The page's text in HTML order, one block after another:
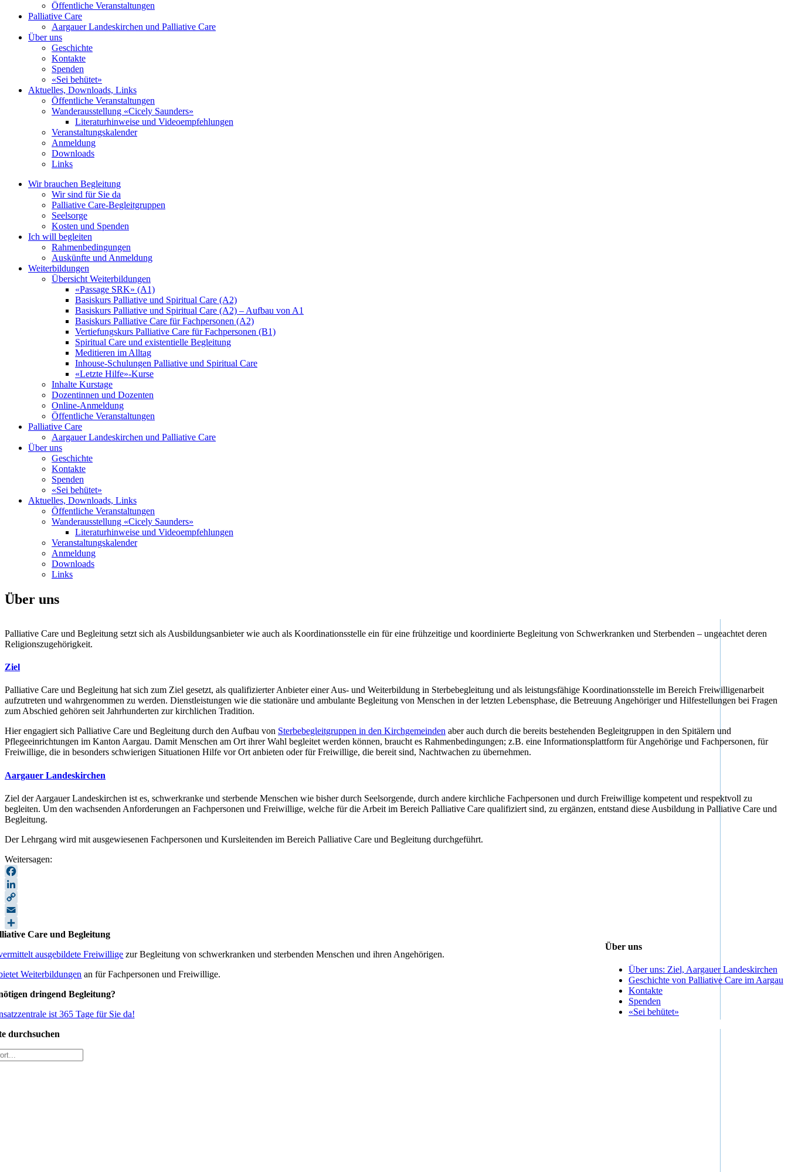
Öffentliche Veranstaltungen
Palliative Care
Aargauer Landeskirchen und Palliative Care
Über uns
Geschichte
Kontakte
Spenden
«Sei behütet»
Aktuelles, Downloads, Links
Öffentliche Veranstaltungen
Wanderausstellung «Cicely Saunders»
Literaturhinweise und Videoempfehlungen
Veranstaltungskalender
Anmeldung
Downloads
Links
Wir brauchen Begleitung
Wir sind für Sie da
Palliative Care-Begleitgruppen
Seelsorge
Kosten und Spenden
Ich will begleiten
Rahmenbedingungen
Auskünfte und Anmeldung
Weiterbildungen
Übersicht Weiterbildungen
«Passage SRK» (A1)
Basiskurs Palliative und Spiritual Care (A2)
Basiskurs Palliative und Spiritual Care (A2) – Aufbau von A1
Basiskurs Palliative Care für Fachpersonen (A2)
Vertiefungskurs Palliative Care für Fachpersonen (B1)
Spiritual Care und existentielle Begleitung
Meditieren im Alltag
Inhouse-Schulungen Palliative und Spiritual Care
«Letzte Hilfe»-Kurse
Inhalte Kurstage
Dozentinnen und Dozenten
Online-Anmeldung
Öffentliche Veranstaltungen
Palliative Care
Aargauer Landeskirchen und Palliative Care
Über uns
Geschichte
Kontakte
Spenden
«Sei behütet»
Aktuelles, Downloads, Links
Öffentliche Veranstaltungen
Wanderausstellung «Cicely Saunders»
Literaturhinweise und Videoempfehlungen
Veranstaltungskalender
Anmeldung
Downloads
Links
Über uns
Palliative Care und Begleitung setzt sich als Ausbildungsanbieter wie auch als Koordinationsstelle ein für eine frühzeitige und koordinierte Begleitung von Schwerkranken und Sterbenden – ungeachtet deren
Religionszugehörigkeit.
Ziel
Palliative Care und Begleitung hat sich zum Ziel gesetzt, als qualifizierter Anbieter einer Aus- und Weiterbildung in Sterbebegleitung und als leistungsfähige Koordinationsstelle im Bereich Freiwilligenarbeit
aufzutreten und wahrgenommen zu werden. Dienstleistungen wie die stationäre und ambulante Begleitung von Menschen in der letzten Lebensphase, die Betreuung Angehöriger und Hilfestellungen bei Fragen
zum Abschied gehören seit Jahrhunderten zur kirchlichen Tradition.
Hier engagiert sich Palliative Care und Begleitung durch den Aufbau von Sterbebegleitgruppen in den Kirchgemeinden aber auch durch die bereits bestehenden Begleitgruppen in den Spitälern und
Pflegeeinrichtungen im Kanton Aargau. Damit Menschen am Ort ihrer Wahl begleitet werden können, braucht es Rahmenbedingungen; z.B. eine Informationsplattform für Angehörige und Fachpersonen, für
Freiwillige, die in besonders schwierigen Situationen Hilfe vor Ort anbieten oder für Freiwillige, die bereit sind, Nachtwachen zu übernehmen.
Aargauer Landeskirchen
Ziel der Aargauer Landeskirchen ist es, schwerkranke und sterbende Menschen wie bisher durch Seelsorgende, durch andere kirchliche Fachpersonen und durch Freiwillige kompetent und respektvoll zu
begleiten. Um den wachsenden Anforderungen an Fachpersonen und Freiwillige, welche für die Arbeit im Bereich Palliative Care qualifiziert sind, zu ergänzen, entstand diese Ausbildung in Palliative Care und
Begleitung.
Der Lehrgang wird mit ausgewiesenen Fachpersonen und Kursleitenden im Bereich Palliative Care und Begleitung durchgeführt.
Weitersagen:
Facebook
LinkedIn
Copy
Link
Email
Teilen
Über uns
Über uns: Ziel, Aargauer Landeskirchen
Geschichte von Palliative Care im Aargau
Kontakte
Spenden
«Sei behütet»
Care und Begleitung
ausgebildete Freiwillige zur Begleitung von schwerkranken und sterbenden Menschen und ihren Angehörigen.
Weiterbildungen an für Fachpersonen und Freiwillige.
dringend Begleitung?
ist 365 Tage für Sie da!
durchsuchen